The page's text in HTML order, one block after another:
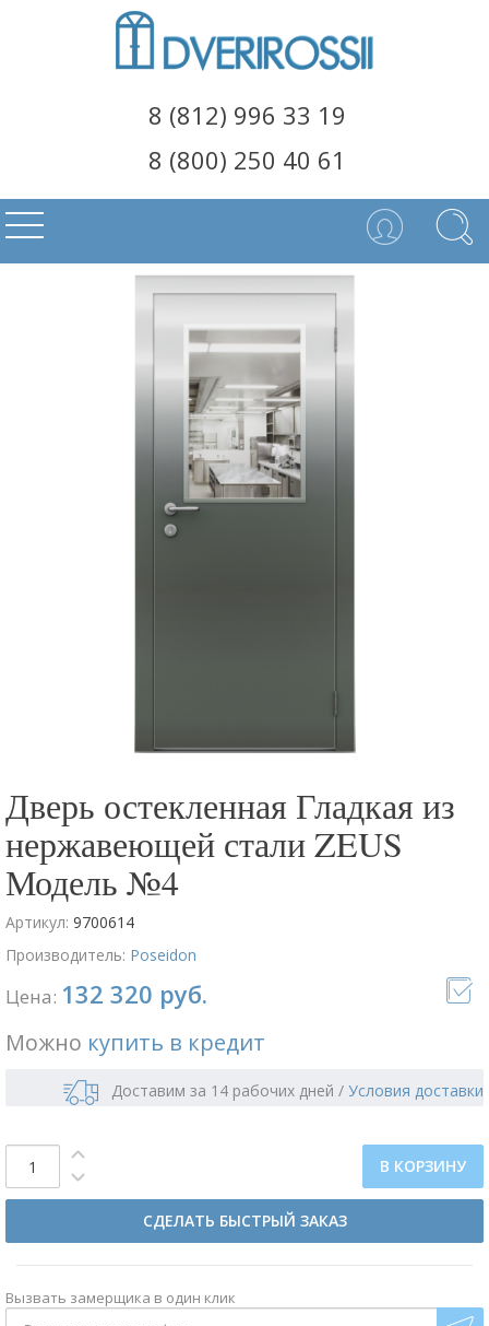
8 (812) 996 33 19
8 (800) 250 40 61
Дверь остекленная Гладкая из
нержавеющей стали ZEUS
Модель №4
Артикул: 9700614
Производитель: Poseidon
Цена: 132 320 руб.
Можно купить в кредит
Доставим за 14 рабочих дней / Условия доставки
В КОРЗИНУ
СДЕЛАТЬ БЫСТРЫЙ ЗАКАЗ
Вызвать замерщика в один клик